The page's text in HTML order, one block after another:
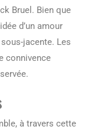
Bruel. Bien que
d’un amour
jacente. Les
connivence
à travers cette